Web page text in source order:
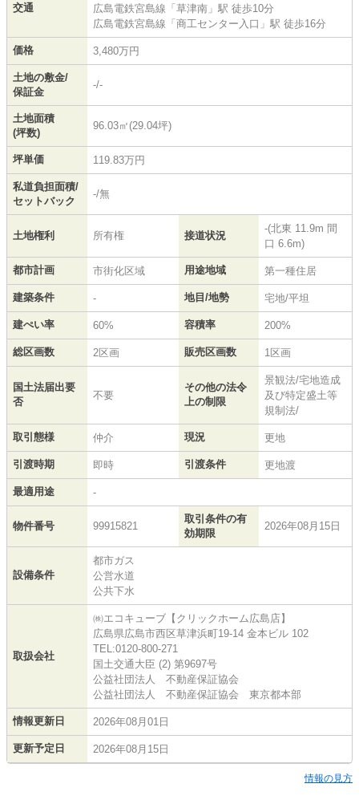
交通
広島電鉄宮島線 「 草津南 」駅 徒歩10分
広島電鉄宮島線 「 商工センター入口 」駅 徒歩16分
価格 3,480万円
土地の敷金/
保証金
-/-
土地面積
(坪数)
96.03㎡(29.04坪)
坪単価 119.83万円
私道負担面積/
セットバック
-/無
土地権利 所有権 接道状況
-(北東 11.9m 間
口 6.6m)
都市計画 市街化区域 用途地域 第一種住居
建築条件 - 地目/地勢 宅地/平坦
建ぺい率 60% 容積率 200%
総区画数 2区画 販売区画数 1区画
国土法届出要
否
不要
その他の法令
上の制限
景観法/宅地造成
及び特定盛土等
規制法/
取引態様 仲介 現況 更地
引渡時期 即時 引渡条件 更地渡
最適用途 -
物件番号 99915821
取引条件の有
効期限
2026年08月15日
設備条件
都市ガス
公営水道
公共下水
取扱会社
㈱エコキューブ【クリックホーム広島店】
広島県広島市西区草津浜町19-14 金本ビル 102
TEL:0120-800-271
国土交通大臣 (2) 第9697号
公益社団法人 不動産保証協会
公益社団法人 不動産保証協会 東京都本部
情報更新日 2026年08月01日
更新予定日 2026年08月15日
情報の見方